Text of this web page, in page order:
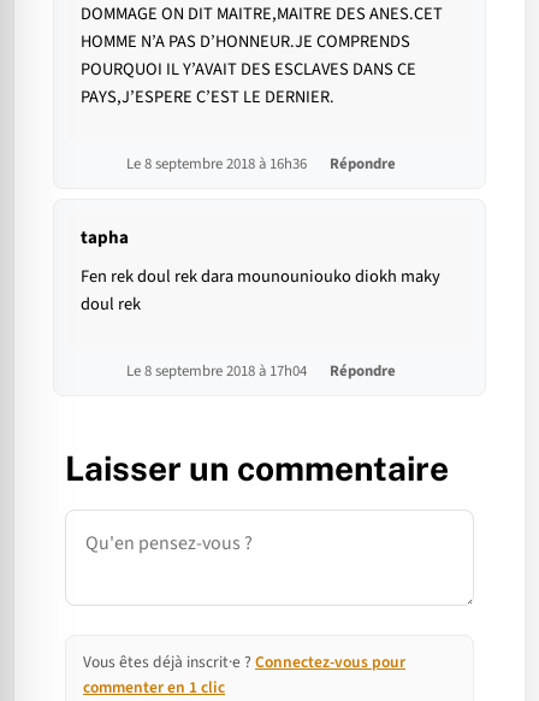
DOMMAGE ON DIT MAITRE,MAITRE DES ANES.CET
HOMME N’A PAS D’HONNEUR.JE COMPRENDS
POURQUOI IL Y’AVAIT DES ESCLAVES DANS CE
PAYS,J’ESPERE C’EST LE DERNIER.
Le 8 septembre 2018 à 16h36 Répondre
tapha
Fen rek doul rek dara mounouniouko diokh maky
doul rek
Le 8 septembre 2018 à 17h04 Répondre
Laisser un commentaire
Commentaire
Vous êtes déjà inscrit·e ? Connectez-vous pour
commenter en 1 clic